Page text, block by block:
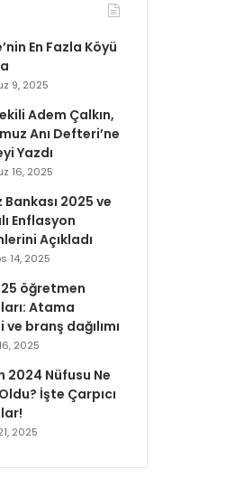
En Fazla Köyü
9, 2025
Adem Çalkın,
Anı Defteri’ne
Yazdı
16, 2025
Bankası 2025 ve
Enflasyon
Açıkladı
14, 2025
öğretmen
Atama
branş dağılımı
2025
2024 Nüfusu Ne
İşte Çarpıcı
2025